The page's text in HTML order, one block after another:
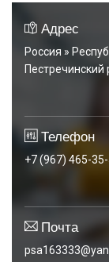
Адрес
Россия »
Телефон
+7 (967) 465-
Почта